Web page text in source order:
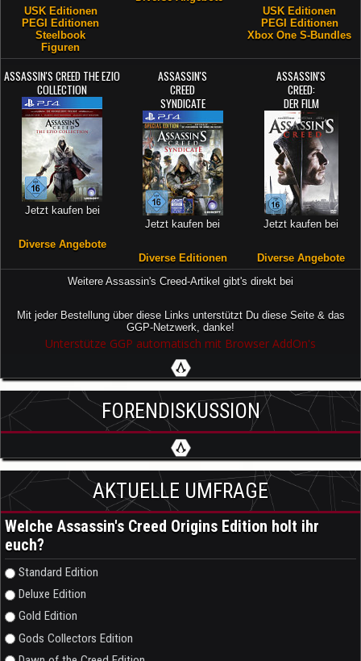
USK Editionen
PEGI Editionen
Steelbook
Figuren
USK Editionen
PEGI Editionen
Xbox One S-Bundles
ASSASSIN'S CREED THE EZIO
COLLECTION
Jetzt kaufen bei
Diverse Angebote
ASSASSIN'S
CREED
SYNDICATE
Jetzt kaufen bei
Diverse Editionen
ASSASSIN'S
CREED:
DER FILM
Jetzt kaufen bei
Diverse Angebote
Weitere Assassin's Creed-Artikel gibt's direkt bei
Mit jeder Bestellung über diese Links unterstützt Du diese Seite & das
GGP-Netzwerk, danke!
Unterstütze GGP automatisch mit Browser AddOn's
FORENDISKUSSION
AKTUELLE UMFRAGE
Welche Assassin's Creed Origins Edition holt ihr
euch?
Auswahlmöglichkeiten
Standard Edition
Deluxe Edition
Gold Edition
Gods Collectors Edition